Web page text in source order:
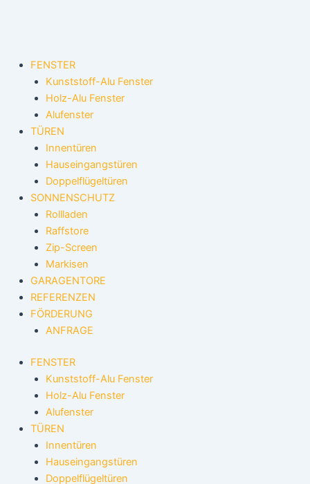
FENSTER
Kunststoff-Alu Fenster
Holz-Alu Fenster
Alufenster
TÜREN
Innentüren
Hauseingangstüren
Doppelflügeltüren
SONNENSCHUTZ
Rollladen
Raffstore
Zip-Screen
Markisen
GARAGENTORE
REFERENZEN
FÖRDERUNG
ANFRAGE
FENSTER
Kunststoff-Alu Fenster
Holz-Alu Fenster
Alufenster
TÜREN
Innentüren
Hauseingangstüren
Doppelflügeltüren